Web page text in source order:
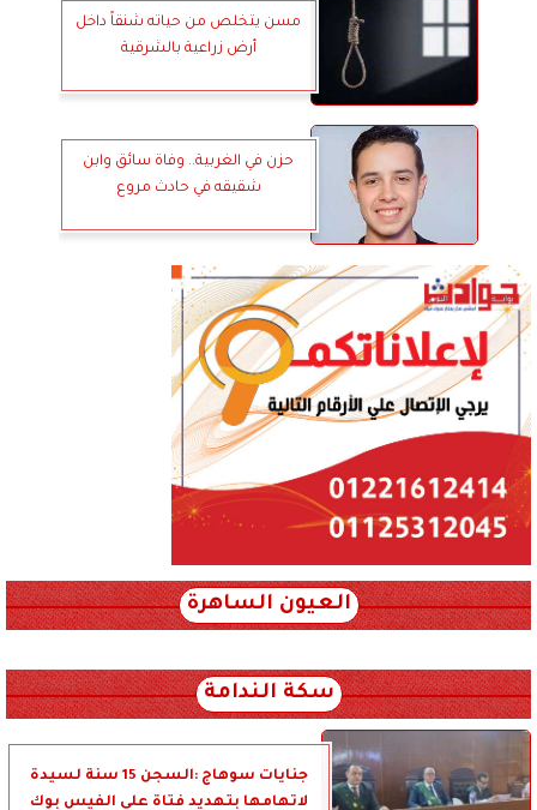
مسن يتخلص من حياته شنقاً داخل
أرض زراعية بالشرقية
حزن في الغربية.. وفاة سائق وابن
شقيقه في حادث مروع
العيون الساهرة
سكة الندامة
جنايات سوهاج :السجن 15 سنة لسيدة
لاتهامها بتهديد فتاة على الفيس بوك